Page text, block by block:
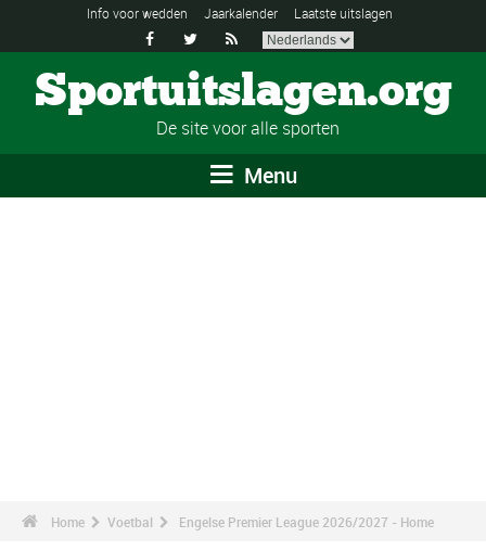
Info voor wedden Jaarkalender Laatste uitslagen
  
Sportuitslagen.org
De site voor alle sporten
Menu
Home Voetbal Engelse Premier League 2026/2027 - Home